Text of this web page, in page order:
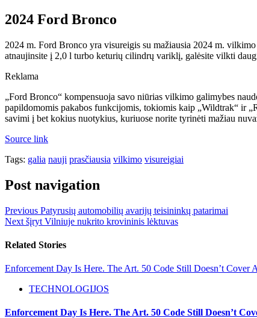
2024 Ford Bronco
2024 m. Ford Bronco yra visureigis su mažiausia 2024 m.
atnaujinsite į 2,0 l turbo keturių cilindrų variklį, galėsite vilkti
Reklama
„Ford Bronco“ kompensuoja savo niūrias vilkimo galimybes
papildomomis pakabos funkcijomis, tokiomis kaip „Wildtrak“ ir
savimi į bet kokius nuotykius, kuriuose norite tyrinėti mažiau
Source link
Tags: galia nauji prasčiausia vilkimo visureigiai
Post navigation
Previous Patyrusių automobilių avarijų teisininkų patarimai
Next šįryt Vilniuje nukrito krovininis lėktuvas
Related Stories
Enforcement Day Is Here. The Art. 50 Code Still Doesn’t Cover
TECHNOLOGIJOS
Enforcement Day Is Here. The Art. 50 Code Still Doesn’t